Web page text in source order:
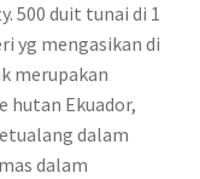
500 duit tunai di 1
yg mengasikan di
merupakan
hutan Ekuador,
dalam
dalam